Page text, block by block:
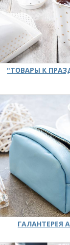
"ТОВАРЫ К
ГАЛАНТЕРЕЯ